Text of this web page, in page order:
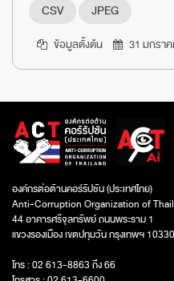
CSV
JPEG
ข้อมูลตั้งต้น 31 มกรา
องค์กรต่อต้านคอร์รัปชัน (ประเทศไทย)
Anti-Corruption Organization of
44 อาคารศรีจุลทรัพย์ ถนนพระราม 1
แขวงรองเมือง เขตปทุมวัน กรุงเทพฯ 10330
โทร : 02 613-8863 ถึง 66